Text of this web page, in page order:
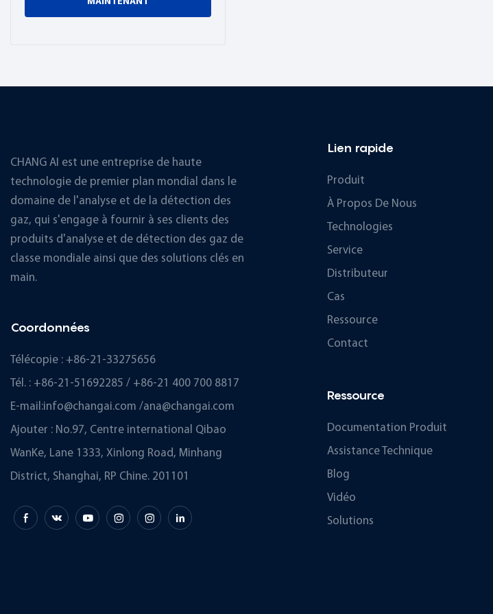
CHANG AI est une entreprise de haute
technologie de premier plan mondial dans le
domaine de l'analyse et de la détection des
gaz, qui s'engage à fournir à ses clients des
produits d'analyse et de détection des gaz de
classe mondiale ainsi que des solutions clés en
main.
Coordonnées
Télécopie : +86-21-33275656
Tél. : +86-21-51692285 / +86-21 400 700 8817
E-mail:info@changai.com /ana@changai.com
Ajouter : No.97, Centre international Qibao
WanKe, Lane 1333, Xinlong Road, Minhang
District, Shanghai, RP Chine. 201101
Lien rapide
Produit
À Propos De Nous
Technologies
Service
Distributeur
Cas
Ressource
Contact
Ressource
Documentation Produit
Assistance Technique
Blog
Vidéo
Solutions